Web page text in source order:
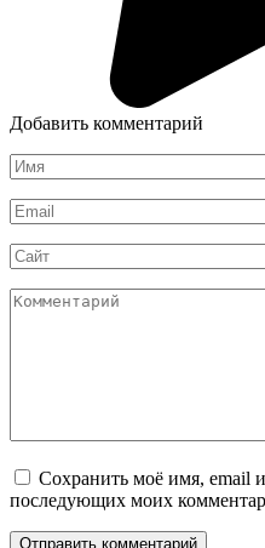
Добавить комментарий
Имя
*
Email
*
Сайт
Комментарий
Сохранить моё имя, email и
последующих моих